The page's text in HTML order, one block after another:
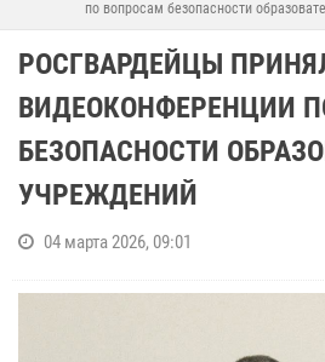
по вопросам безопасности
РОСГВАРДЕЙЦЫ
ВИДЕОКОНФЕРЕНЦИИ
БЕЗОПАСНОСТИ
УЧРЕЖДЕНИЙ
04 марта 2026, 09:01